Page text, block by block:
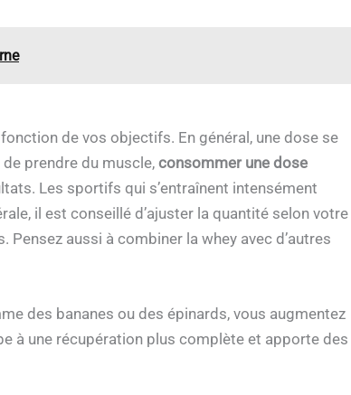
de vos objectifs. En général, une dose se
prendre du muscle, consommer une dose
Les sportifs qui s’entraînent intensément
il est conseillé d’ajuster la quantité selon votre
aussi à combiner la whey avec d’autres
des bananes ou des épinards, vous augmentez
à une récupération plus complète et apporte des